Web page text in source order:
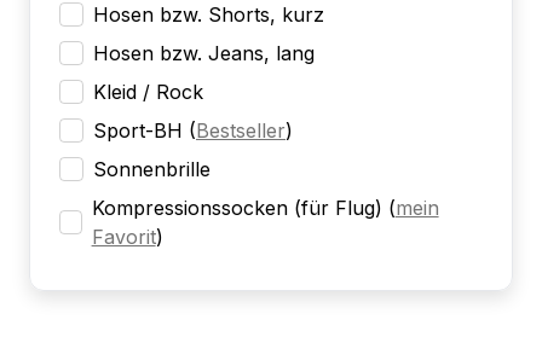
Hosen bzw. Shorts, kurz
Hosen bzw. Jeans, lang
Kleid / Rock
Sport-BH (Bestseller)
Sonnenbrille
Kompressionssocken (für Flug) (mein
Favorit)